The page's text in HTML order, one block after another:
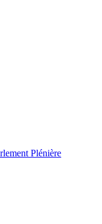
Plénière